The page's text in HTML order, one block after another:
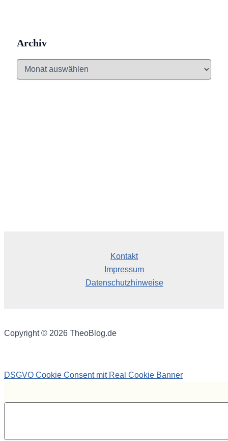
Archiv
Kontakt
Impressum
Datenschutzhinweise
Copyright © 2026 TheoBlog.de
DSGVO Cookie Consent mit Real Cookie Banner